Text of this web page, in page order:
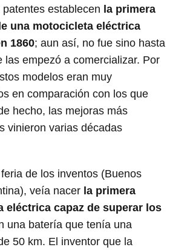
establecen la primera
una motocicleta eléctrica
1860; aun así, no fue sino hasta
las empezó a comercializar. Por
modelos eran muy
en comparación con los que
hecho, las mejoras más
vinieron varias décadas
de los inventos (Buenos
veía nacer la primera
eléctrica capaz de superar los
una batería que tenía una
50 km. El inventor que la